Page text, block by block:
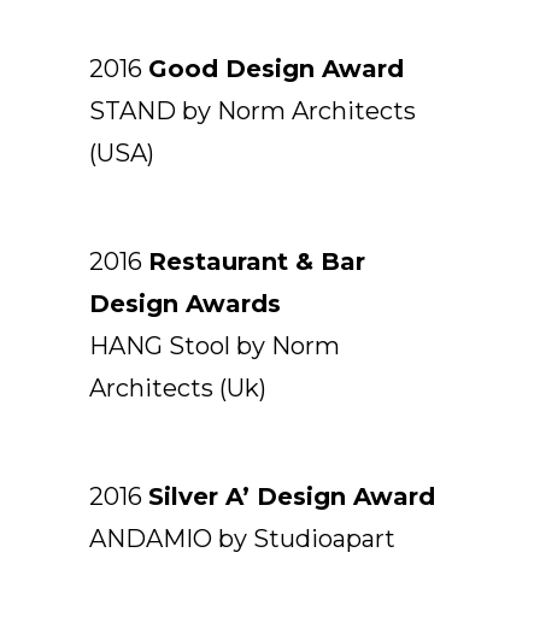
2016 Good Design Award
STAND by Norm Architects
(USA)
2016 Restaurant & Bar
Design Awards
HANG Stool by Norm
Architects (Uk)
2016 Silver A’ Design Award
ANDAMIO by Studioapart